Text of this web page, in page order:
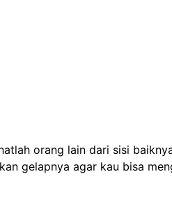
orang lain dari sisi
gelapnya agar kau bisa